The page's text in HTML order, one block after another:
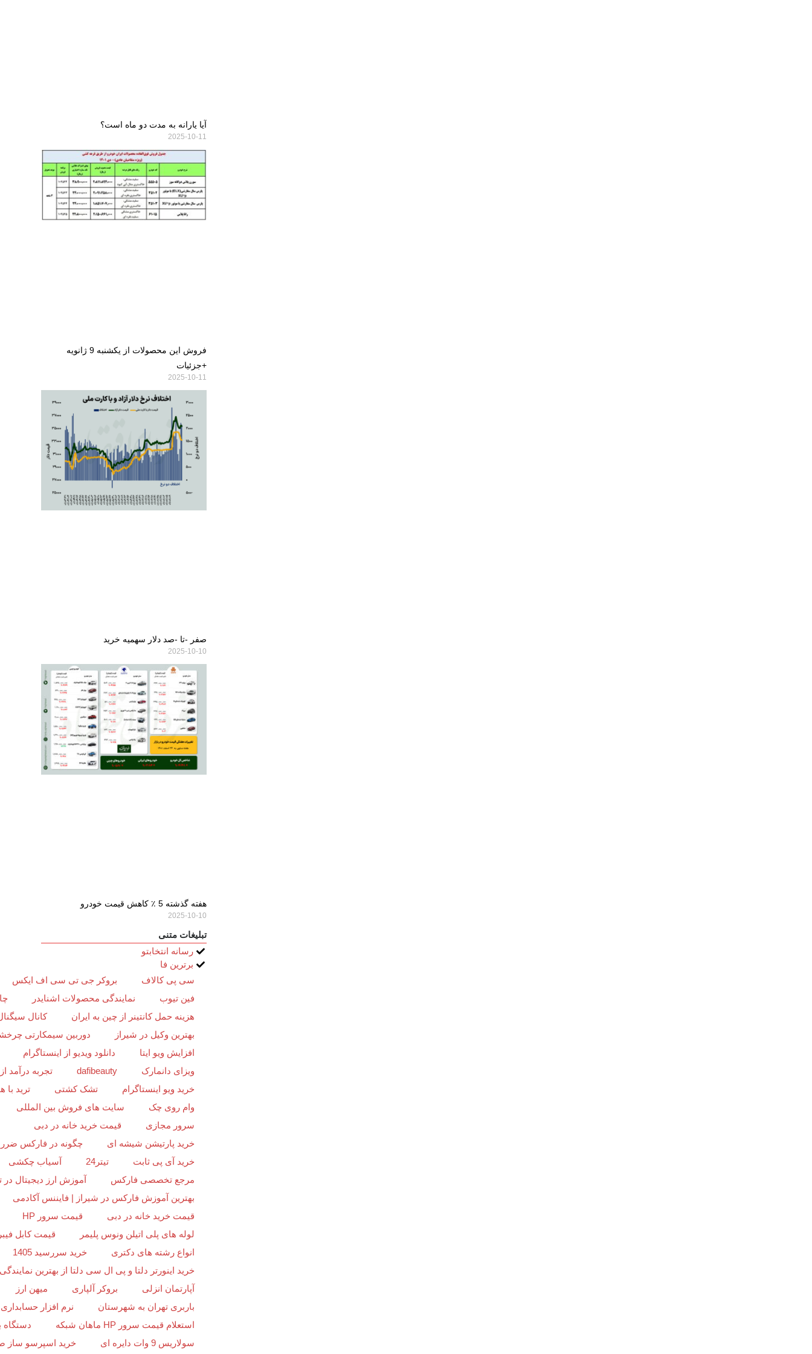
آیا یارانه به مدت دو ماه است؟
2025-10-11
فروش این محصولات از یکشنبه 9 ژانویه
+جزئیات
2025-10-11
صفر -تا -صد دلار سهمیه خرید
2025-10-10
هفته گذشته 5 ٪ کاهش قیمت خودرو
2025-10-10
تبلیغات متنی
رسانه انتخابتو
برترین فا
سی پی کالاف
بروکر جی تی سی اف ایکس
فین تیوب
نمایندگی محصولات اشنایدر
هزینه حمل کانتینر از چین به ایران
کانال
بهترین وکیل در شیراز
دوربین سیمکارتی
افزایش ویو ایتا
دانلود ویدیو از اینستاگرام
ویزای دانمارک
dafibeauty
تجربه درآمد
خرید ویو اینستاگرام
تشک کشتی
ترید
وام روی چک
سایت های فروش بین المللی
سرور مجازی
قیمت خرید خانه در دبی
خرید پارتیشن شیشه ای
چگونه در فارکس ضرر
خرید آی پی ثابت
تیتر24
آسیاب چکشی
مرجع تخصصی فارکس
آموزش ارز دیجیتال در
بهترین آموزش فارکس در شیراز | فایننس آکادمی
قیمت خرید خانه در دبی
قیمت سرور HP
لوله های پلی اتیلن ونوس پلیمر
قیمت کابل
انواع رشته های دکتری
خرید سررسید 1405
خرید اینورتر دلتا و پی ال سی دلتا از بهترین نمایندگی
آپارتمان انزلی
بروکر آلپاری
میهن ارز
باربری تهران به شهرستان
نرم افزار حسابداری
استعلام قیمت سرور HP ماهان شبکه
دستگاه
سولاریس 9 وات دایره ای
خرید اسپرسو ساز